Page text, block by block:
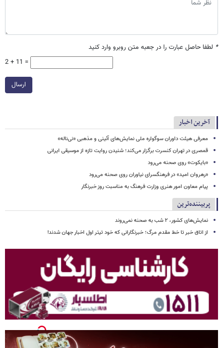
* لطفا حاصل عبارت را در جعبه متن روبرو وارد کنید
2 + 11 =
ارسال
آخرین اخبار
معرفی هیئت داوران سوگواره ملی نمایش‌های آئینی و مذهبی «نی‌ناله»
قمصری در تهران کنسرت برگزار می‌کند؛ شنیدن روایت تازه از موسیقی ایرانی
«بایکوت» روی صحنه می‌رود
«رهروان امید» در فرهنگسرای نیاوران روی صحنه می‌رود
پیام معاون امور هنری وزارت فرهنگ به مناسبت روز خبرنگار
پربیننده‌ترین
نمایش‌های کشور، ٢ شب به صحنه نمی‌روند
از اتاق خبر تا خط مقدم مرگ؛ خبرنگارانی که خود تیتر اول اخبار جهان شدند!